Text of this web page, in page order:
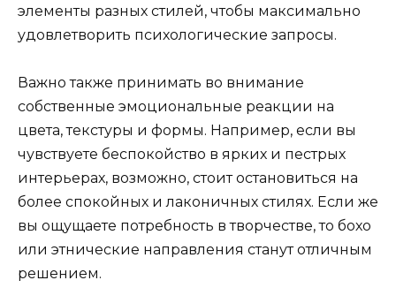
элементы разных стилей, чтобы максимально
удовлетворить психологические запросы.
Важно также принимать во внимание
собственные эмоциональные реакции на
цвета, текстуры и формы. Например, если вы
чувствуете беспокойство в ярких и пестрых
интерьерах, возможно, стоит остановиться на
более спокойных и лаконичных стилях. Если же
вы ощущаете потребность в творчестве, то бохо
или этнические направления станут отличным
решением.